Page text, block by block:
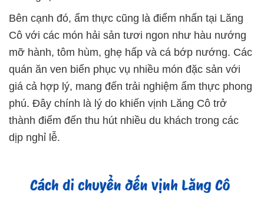
Bên cạnh đó, ẩm thực cũng là điểm nhấn tại Lăng
Cô với các món hải sản tươi ngon như hàu nướng
mỡ hành, tôm hùm, ghẹ hấp và cá bớp nướng. Các
quán ăn ven biển phục vụ nhiều món đặc sản với
giá cả hợp lý, mang đến trải nghiệm ẩm thực phong
phú. Đây chính là lý do khiến vịnh Lăng Cô trở
thành điểm đến thu hút nhiều du khách trong các
dịp nghỉ lễ.